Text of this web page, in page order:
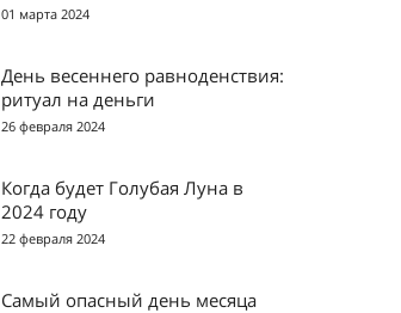
01 марта 2024
День весеннего равноденствия:
ритуал на деньги
26 февраля 2024
Когда будет Голубая Луна в
2024 году
22 февраля 2024
Самый опасный день месяца